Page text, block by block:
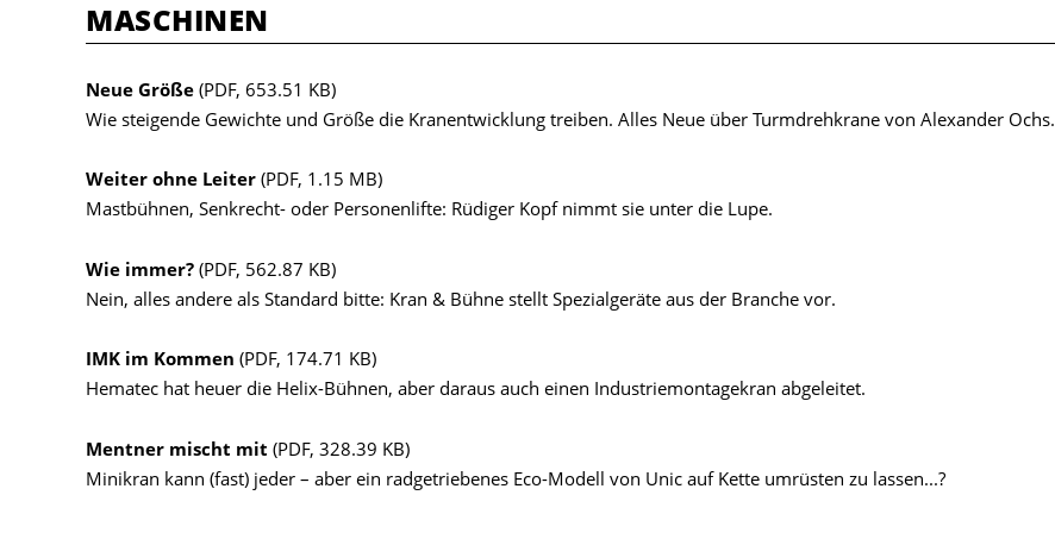
MASCHINEN
Neue Größe (PDF, 653.51 KB)
Wie steigende Gewichte und Größe die Kranentwicklung treiben. Alles Neue über Turmdrehkrane von Alexander Ochs.
Weiter ohne Leiter (PDF, 1.15 MB)
Mastbühnen, Senkrecht- oder Personenlifte: Rüdiger Kopf nimmt sie unter die Lupe.
Wie immer? (PDF, 562.87 KB)
Nein, alles andere als Standard bitte: Kran & Bühne stellt Spezialgeräte aus der Branche vor.
IMK im Kommen (PDF, 174.71 KB)
Hematec hat heuer die Helix-Bühnen, aber daraus auch einen Industriemontagekran abgeleitet.
Mentner mischt mit (PDF, 328.39 KB)
Minikran kann (fast) jeder – aber ein radgetriebenes Eco-Modell von Unic auf Kette umrüsten zu lassen...?